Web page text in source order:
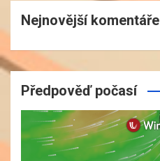
Nejnovější komentáře
Předpověď počasí